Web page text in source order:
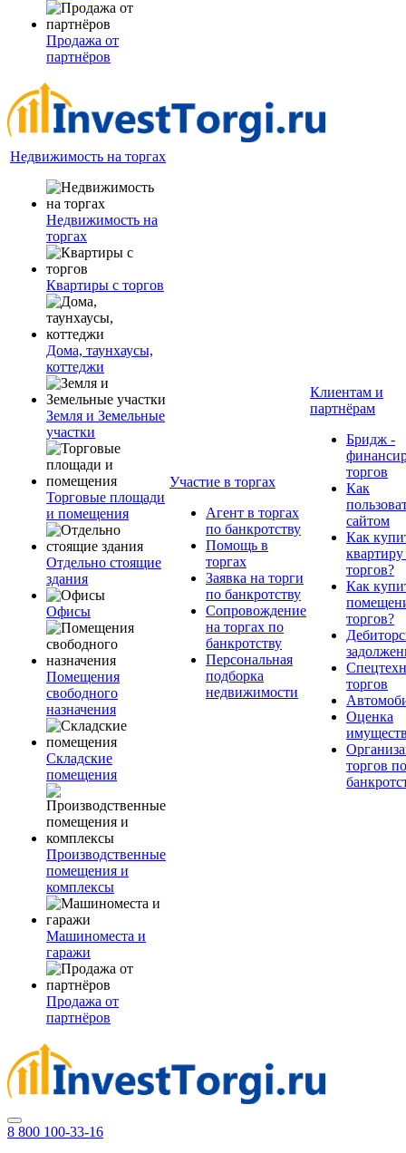
Продажа от
партнёров
Недвижимость на торгах
Недвижимость на
торгах
Квартиры с торгов
Дома, таунхаусы,
коттеджи
Земля и Земельные
участки
Торговые площади
и помещения
Отдельно стоящие
здания
Офисы
Помещения
свободного
назначения
Складские
помещения
Производственные
помещения и
комплексы
Машиноместа и
гаражи
Продажа от
партнёров
Участие в торгах
Агент в торгах
по банкротству
Помощь в
торгах
Заявка на торги
по банкротству
Сопровождение
на торгах по
банкротству
Персональная
подборка
недвижимости
Клиентам и
партнёрам
Бридж -
торгов
Как
сайтом
Как
квартиру
торгов?
Как
торгов?
торгов
Оценка
торгов по
8 800 100-33-16